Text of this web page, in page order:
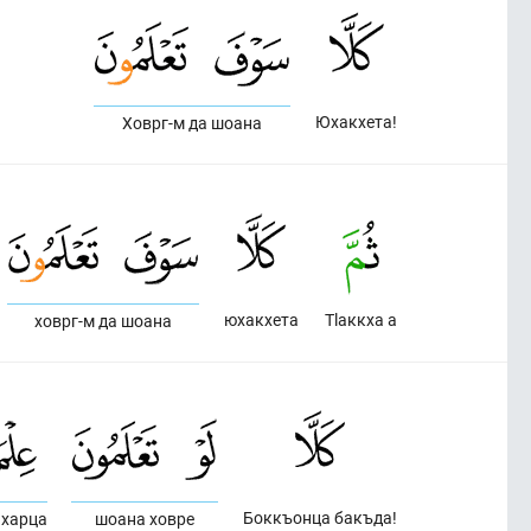
Юхакхета!
Ховрг-м да шоана
Тlаккха а
юхакхета
ховрг-м да шоана
Боккъонца бакъда!
шоана ховре